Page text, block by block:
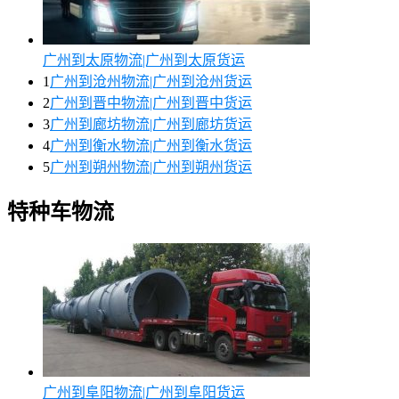
广州到太原物流|广州到太原货运
1 广州到沧州物流|广州到沧州货运
2广州到晋中物流|广州到晋中货运
3广州到廊坊物流|广州到廊坊货运
4广州到衡水物流|广州到衡水货运
5广州到朔州物流|广州到朔州货运
特种车物流
广州到阜阳物流|广州到阜阳货运